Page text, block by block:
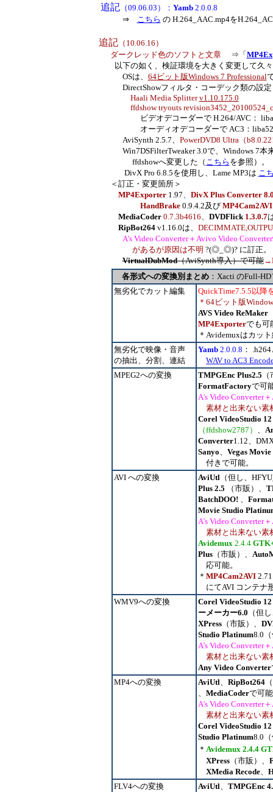
追記（09.06.03）： Yamb 2.0.0.8
⇒
こちら の H.264_AAC.mp4を
追記（10.06.16）
ダークレッド色のソフトと文章⇒「
以下の如く、検証環境を大きく変更して久々
OSは、 64ビット版Windows 7 Professional
DirectShowフィルタ・コーデック類の設定
Haali Media Splitterv1.10.175.0
ffdshow tryouts
ビデオデコーダーで H.264/AVC：
オーディオデコーダーで AC3：liba52
AviSynth 2.5.7、 PowerDVD8 Ultra（
Win7DSFilterTweaker 3.0で、Windows 7本来
ffdshowへ変更した（ こちら を参
DivX Pro 6.8.5を使用し、 Lame MP3は こ
＜訂正・変更箇所＞
MP4Exporter1.97、 DivX Plus Converter
HandBrake 0.9.4.2及びMP4Cam2AVI
MediaCoder0.7.3b4616、 DVDFlick1.3.0.7
RipBot264v1.16.0は、
A's Video Converter＋Avivo Video
があるが原因は不明 ?(◎_◎)? に訂正。
VirtualDubMod（AviSynth導入）で可能
各形式への変換別 まとめ ：Xacti のFull-
無劣化でカット編集
QuickTime7.5.5以降
＊64ビット版
AVS Video ReMaker
MP4Exporterでも可
＊Avidemuxはカッ
無劣化で映像・音声
の抽出、分割、連結
Yamb 2.0.0.8 ：
WAV to AC3
MPEG2への変換
TMPGEnc Plus2.5
FormatFactoryで可
A's Video Converter
素材と出来ない素
Corel VideoStudio 12
（ffdshow2787） 、
Converter1.12、
Sanyo、 Vegas Movie
付きで可能。
AVI への変換
AviUtl （但し、
Plus 2.5
（市販）、
BatchDOO! 、
Movie Studio
A's Video Converter
素材と出来ない素
Avidemux 2.4.4
Plus （市販）、
応可能。
＊ MP4Cam2AVI
にてAVI コンテナ
WMV9への変換
Corel VideoStudio 12
ーメーカー6.0 （但
XPress （市販 ）、
Studio Platinum8.0（
A's Video Converter
素材と出来ない素
Any Video Converter
MP4への変換
AviUtl、 RipBot264
、 MediaCoderで可
A's Video Converter
素材と出来ない素
Corel VideoStudio 12
Studio Platinum8.0（
＊ Avidemux 2.4.4
XPress （市販 ）、
XMedia Recode、
FLV4への変換
AviUtl、 TMPGEnc